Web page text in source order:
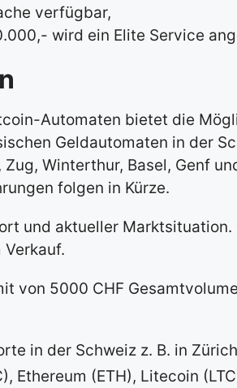
verfügbar,
wird ein Elite Service
Automaten bietet die
Geldautomaten in der
Winterthur, Basel, Genf
folgen in Kürze.
und aktueller
Verkauf.
von 5000 CHF
in der Schweiz z. B. in
Ethereum (ETH), Litecoin